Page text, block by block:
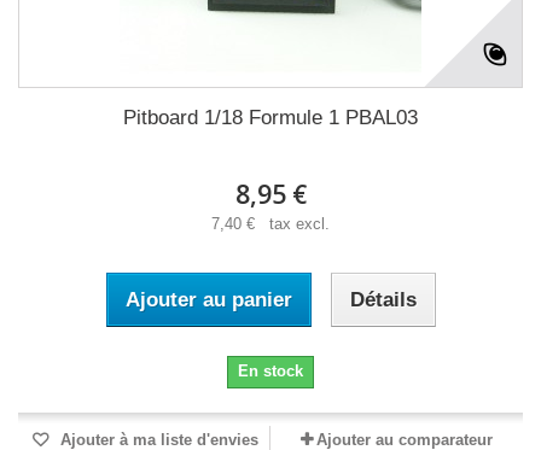
Pitboard 1/18 Formule 1 PBAL03
8,95 €
7,40 € tax excl.
Ajouter au panier Détails
En stock
Ajouter à ma liste d'envies Ajouter au comparateur